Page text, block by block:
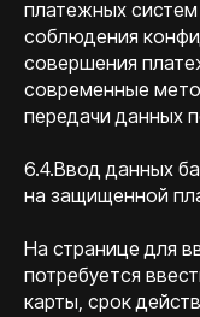
платежных систем
соблюдения
совершения
современные
передачи данных
6.4.Ввод данных
на защищенной
На странице для
потребуется
карты, срок